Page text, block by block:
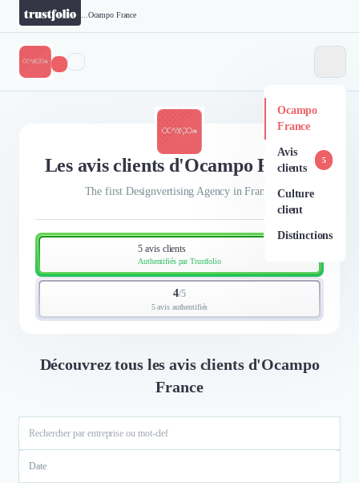
Ocampo France
Ocampo
France
Avis
clients
5
Culture
client
Distinctions
Les avis clients d'Ocampo France
The first Designvertising Agency in France
5 avis clients
Authentifiés par Trustfolio
4/5
5 avis authentifiés
Découvrez tous les avis clients d'Ocampo
France
Date